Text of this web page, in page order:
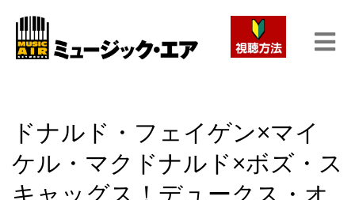
ドナルド・フェイゲン×マイ
ケル・マクドナルド×ボズ・ス
キャッグス！デュークス・オ